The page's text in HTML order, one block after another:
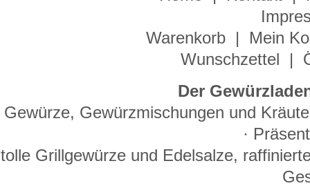
Warenkorb
|
Mein
Wunschzettel
|
Der
Gewürze, Gewürzmischungen und
·
tolle Grillgewürze und Edelsalze,